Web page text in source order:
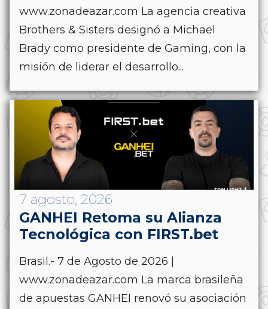
www.zonadeazar.com La agencia creativa
Brothers & Sisters designó a Michael
Brady como presidente de Gaming, con la
misión de liderar el desarrollo...
7 agosto, 2026
GANHEI Retoma su Alianza
Tecnológica con FIRST.bet
Brasil.- 7 de Agosto de 2026 |
www.zonadeazar.com La marca brasileña
de apuestas GANHEI renovó su asociación